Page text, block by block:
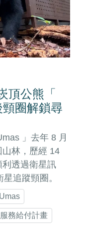
頂公熊「
圈解鎖尋
」去年 8 月
林，歷經 14
透過衛星訊
追蹤頸圈。
Umas
務給付計畫